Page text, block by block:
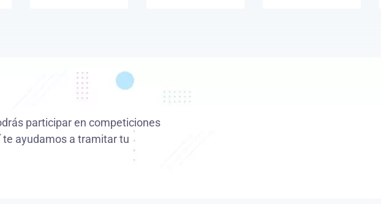
participar en competiciones
te ayudamos a tramitar tu